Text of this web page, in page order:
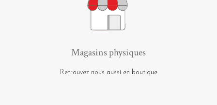
Magasins physiques
Retrouvez nous aussi en boutique